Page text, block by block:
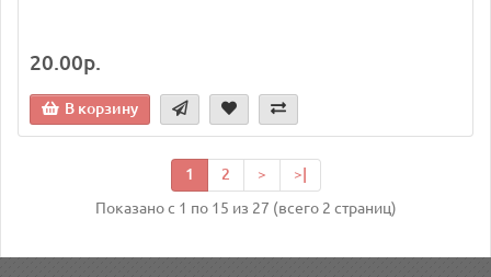
20.00р.
В корзину
1 2 >
>|
Показано с 1 по 15 из 27 (всего 2 страниц)